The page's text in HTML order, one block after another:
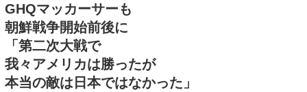
GHQマッカーサーも
朝鮮戦争開始前後に
「第二次大戦で
我々アメリカは勝ったが
本当の敵は日本ではなかった」